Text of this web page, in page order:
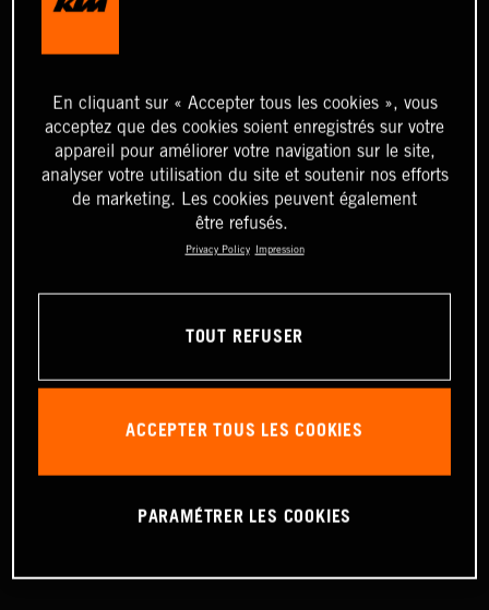
En cliquant sur « Accepter tous les cookies », vous
acceptez que des cookies soient enregistrés sur votre
appareil pour améliorer votre navigation sur le site,
analyser votre utilisation du site et soutenir nos efforts
de marketing. Les cookies peuvent également
être refusés.
Privacy Policy Impression
TOUT REFUSER
ACCEPTER TOUS LES COOKIES
PARAMÉTRER LES COOKIES